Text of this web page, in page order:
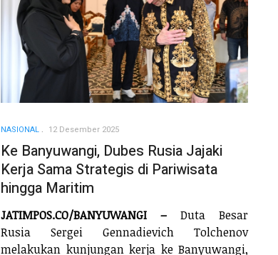
NASIONAL 12 Desember 2025
Ke Banyuwangi, Dubes Rusia Jajaki
Kerja Sama Strategis di Pariwisata
hingga Maritim
JATIMPOS.CO/BANYUWANGI – Duta Besar
Rusia Sergei Gennadievich Tolchenov
melakukan kunjungan kerja ke Banyuwangi,